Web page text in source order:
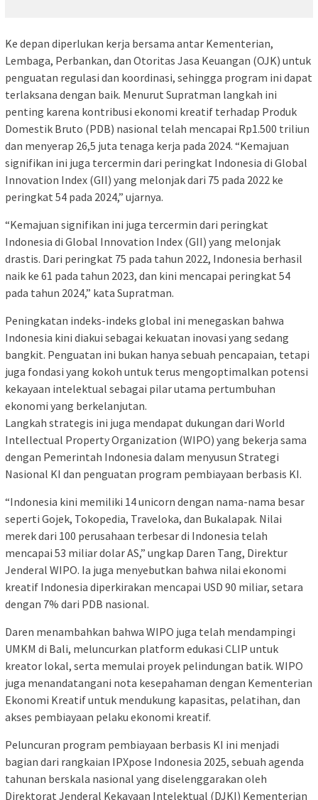
Ke depan diperlukan kerja bersama antar Kementerian,
Lembaga, Perbankan, dan Otoritas Jasa Keuangan (OJK) untuk
penguatan regulasi dan koordinasi, sehingga program ini dapat
terlaksana dengan baik. Menurut Supratman langkah ini
penting karena kontribusi ekonomi kreatif terhadap Produk
Domestik Bruto (PDB) nasional telah mencapai Rp1.500 triliun
dan menyerap 26,5 juta tenaga kerja pada 2024. “Kemajuan
signifikan ini juga tercermin dari peringkat Indonesia di Global
Innovation Index (GII) yang melonjak dari 75 pada 2022 ke
peringkat 54 pada 2024,” ujarnya.
“Kemajuan signifikan ini juga tercermin dari peringkat
Indonesia di Global Innovation Index (GII) yang melonjak
drastis. Dari peringkat 75 pada tahun 2022, Indonesia berhasil
naik ke 61 pada tahun 2023, dan kini mencapai peringkat 54
pada tahun 2024,” kata Supratman.
Peningkatan indeks-indeks global ini menegaskan bahwa
Indonesia kini diakui sebagai kekuatan inovasi yang sedang
bangkit. Penguatan ini bukan hanya sebuah pencapaian, tetapi
juga fondasi yang kokoh untuk terus mengoptimalkan potensi
kekayaan intelektual sebagai pilar utama pertumbuhan
ekonomi yang berkelanjutan.
Langkah strategis ini juga mendapat dukungan dari World
Intellectual Property Organization (WIPO) yang bekerja sama
dengan Pemerintah Indonesia dalam menyusun Strategi
Nasional KI dan penguatan program pembiayaan berbasis KI.
“Indonesia kini memiliki 14 unicorn dengan nama-nama besar
seperti Gojek, Tokopedia, Traveloka, dan Bukalapak. Nilai
merek dari 100 perusahaan terbesar di Indonesia telah
mencapai 53 miliar dolar AS,” ungkap Daren Tang, Direktur
Jenderal WIPO. Ia juga menyebutkan bahwa nilai ekonomi
kreatif Indonesia diperkirakan mencapai USD 90 miliar, setara
dengan 7% dari PDB nasional.
Daren menambahkan bahwa WIPO juga telah mendampingi
UMKM di Bali, meluncurkan platform edukasi CLIP untuk
kreator lokal, serta memulai proyek pelindungan batik. WIPO
juga menandatangani nota kesepahaman dengan Kementerian
Ekonomi Kreatif untuk mendukung kapasitas, pelatihan, dan
akses pembiayaan pelaku ekonomi kreatif.
Peluncuran program pembiayaan berbasis KI ini menjadi
bagian dari rangkaian IPXpose Indonesia 2025, sebuah agenda
tahunan berskala nasional yang diselenggarakan oleh
Direktorat Jenderal Kekayaan Intelektual (DJKI) Kementerian